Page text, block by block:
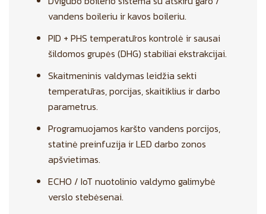
vandens boileriu ir kavos boileriu.
PID + PHS temperatūros kontrolė ir sausai
šildomos grupės (DHG) stabiliai ekstrakcijai.
Skaitmeninis valdymas leidžia sekti
temperatūras, porcijas, skaitiklius ir darbo
parametrus.
Programuojamos karšto vandens porcijos,
statinė preinfuzija ir LED darbo zonos
apšvietimas.
ECHO / IoT nuotolinio valdymo galimybė
verslo stebėsenai.